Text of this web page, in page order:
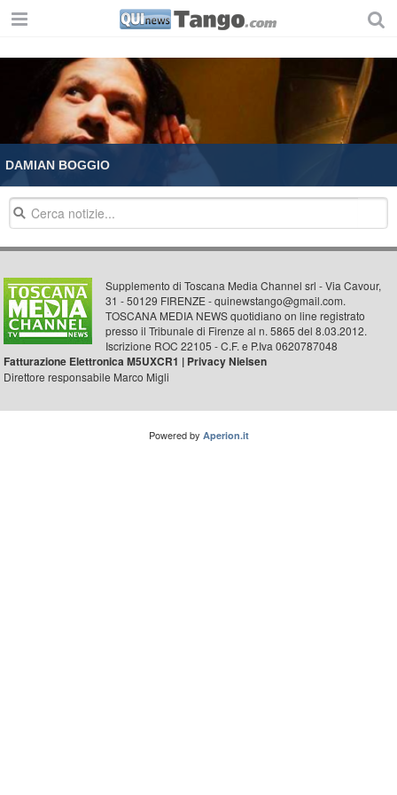
DAMIAN BOGGIO
Supplemento di Toscana Media Channel srl - Via Cavour,
31 - 50129 FIRENZE - quinewstango@gmail.com.
TOSCANA MEDIA NEWS quotidiano on line registrato
presso il Tribunale di Firenze al n. 5865 del 8.03.2012.
Iscrizione ROC 22105 - C.F. e P.Iva 0620787048
Fatturazione Elettronica M5UXCR1 | Privacy Nielsen
Direttore responsabile Marco Migli
Powered by Aperion.it